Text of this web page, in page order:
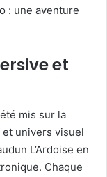
: une aventure
et
mis sur la
univers visuel
L’Ardoise en
Chaque